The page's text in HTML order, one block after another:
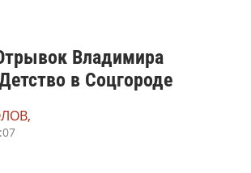
Владимира
в Соцгороде